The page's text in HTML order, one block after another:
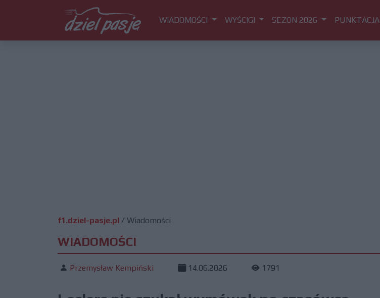
WIADOMOŚCI WYŚCIGI SEZON 2026 PUNKTACJA
f1.dziel-pasje.pl / Wiadomości
WIADOMOŚCI
Przemysław Kempiński 14.06.2026 1791